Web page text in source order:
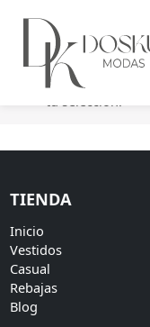
No se han
tu selección.
TIENDA
Inicio
Vestidos
Casual
Rebajas
Blog